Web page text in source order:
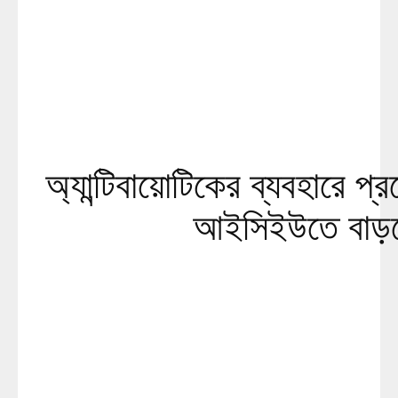
অ্যান্টিবায়োটিকের ব্যবহারে
আইসিইউতে